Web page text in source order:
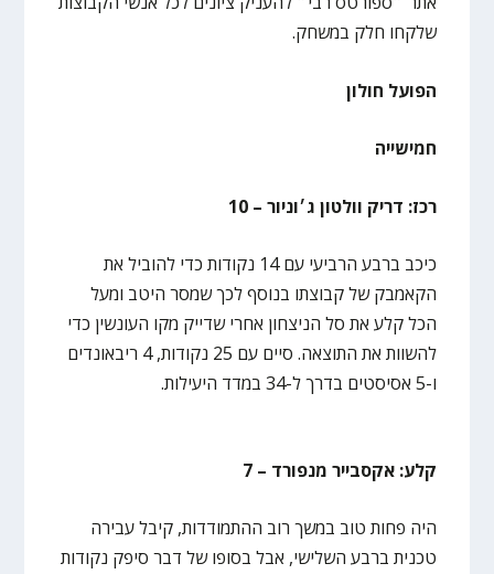
שלקחו חלק במשחק.
הפועל חולון
חמישייה
רכז: דריק וולטון ג׳וניור – 10
כיכב ברבע הרביעי עם 14 נקודות כדי להוביל את
הקאמבק של קבוצתו בנוסף לכך שמסר היטב ומעל
הכל קלע את סל הניצחון אחרי שדייק מקו העונשין כדי
להשוות את התוצאה. סיים עם 25 נקודות, 4 ריבאונדים
ו-5 אסיסטים בדרך ל-34 במדד היעילות.
קלע: אקסבייר מנפורד – 7
היה פחות טוב במשך רוב ההתמודדות, קיבל עבירה
טכנית ברבע השלישי, אבל בסופו של דבר סיפק נקודות